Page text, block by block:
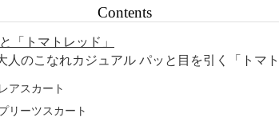
Contents
「トマトレッド」
人のこなれカジュアル パッと目を引く「トマト
アスカート
リーツスカート